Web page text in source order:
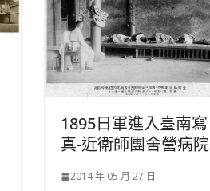
1895日軍進入臺南寫
真-近衛師團舍營病院
2014 年 05 月 27 日